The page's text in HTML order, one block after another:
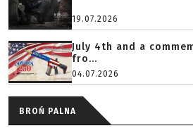
19.07.2026
July 4th and a
fro...
04.07.2026
BROŃ PALNA